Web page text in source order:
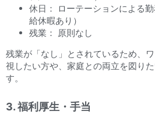
休日： ローテーションによる
給休暇あり）
残業： 原則なし
残業が「なし」とされているため、
視したい方や、家庭との両立を図り
す。
3. 福利厚生・手当